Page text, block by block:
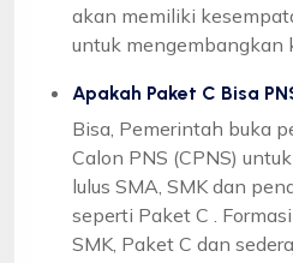
akan memiliki
untuk mengembangkan
Apakah Paket C Bisa
Bisa, Pemerintah buka
Calon PNS (CPNS)
lulus SMA, SMK dan
seperti Paket C .
SMK, Paket C dan